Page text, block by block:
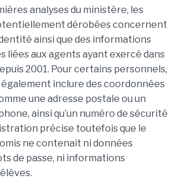
analyses du ministère, les
dérobées concernent
ainsi que des informations
liées aux agents ayant exercé dans
2001. Pour certains personnels,
inclure des coordonnées
une adresse postale ou un
ainsi qu’un numéro de sécurité
précise toutefois que le
ne contenait ni données
de passe, ni informations